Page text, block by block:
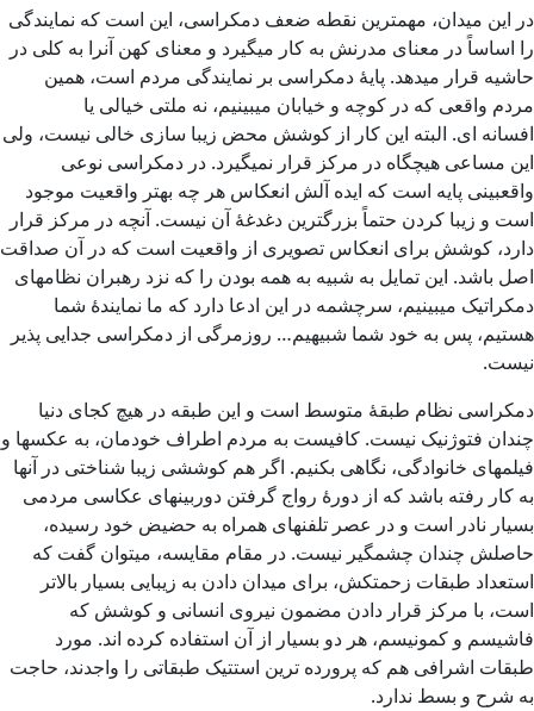
در این میدان، مهمترین نقطه ضعف دمکراسی، این است که نمایندگی
را اساساً در معنای مدرنش به کار میگیرد و معنای کهن آنرا به کلی در
حاشیه قرار میدهد. پایۀ دمکراسی بر نمایندگی مردم است، همین
مردم واقعی که در کوچه و خیابان میبینیم، نه ملتی خیالی یا
افسانه ای. البته این کار از کوشش محض زیبا سازی خالی نیست، ولی
این مساعی هیچگاه در مرکز قرار نمیگیرد. در دمکراسی نوعی
واقعبینی پایه است که ایده آلش انعکاس هر چه بهتر واقعیت موجود
است و زیبا کردن حتماً بزرگترین دغدغۀ‌ آن نیست. آنچه در مرکز قرار
دارد، کوشش برای انعکاس تصویری از واقعیت است که در آن صداقت
اصل باشد. این تمایل به شبیه به همه بودن را که نزد رهبران نظامهای
دمکراتیک میبینیم، سرچشمه در این ادعا دارد که ما نمایندۀ شما
هستیم، پس به خود شما شبیهیم… روزمرگی از دمکراسی جدایی پذیر
نیست.
دمکراسی نظام طبقۀ متوسط است و این طبقه در هیچ کجای دنیا
چندان فتوژنیک نیست. کافیست به مردم اطراف خودمان، به عکسها و
فیلمهای خانوادگی، نگاهی بکنیم. اگر هم کوششی زیبا شناختی در آنها
به کار رفته باشد که از دورۀ رواج گرفتن دوربینهای عکاسی مردمی
بسیار نادر است و در عصر تلفنهای همراه به حضیض خود رسیده،
حاصلش چندان چشمگیر نیست. در مقام مقایسه، میتوان گفت که
استعداد طبقات زحمتکش، برای میدان دادن به زیبایی بسیار بالاتر
است، با مرکز قرار دادن مضمون نیروی انسانی و کوشش که
فاشیسم و کمونیسم، هر دو بسیار از آن استفاده کرده اند. مورد
طبقات اشرافی هم که پرورده ترین استتیک طبقاتی را واجدند، حاجت
به شرح و بسط ندارد.